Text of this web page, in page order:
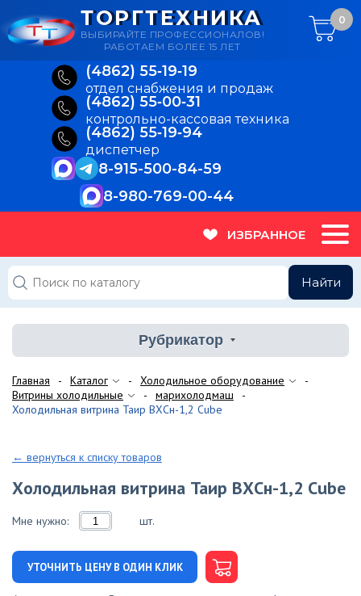
(4862) 55‑19‑19
отдел снабжения и продаж
(4862) 55‑00‑31
контрольно-кассовая техника
(4862) 55‑19‑94
диспетчер
8-915-500-84-59
8-980-769-00-44
ТОРГТЕХНИКА
ВЫБИРАЙТЕ ПРОФЕССИОНАЛОВ!
РАБОТАЕМ БОЛЕЕ 15 ЛЕТ
0
ИЗБРАННОЕ
Найти
Рубрикатор
Главная Каталог
Холодильное оборудование
Витрины холодильные
марихолодмаш
Холодильная витрина Таир ВХСн-1,2 Cube
← вернуться к списку товаров
Холодильная витрина Таир ВХСн-1,2 Cube
Мне нужно: шт.
УТОЧНИТЬ ЦЕНУ В ОДИН КЛИК